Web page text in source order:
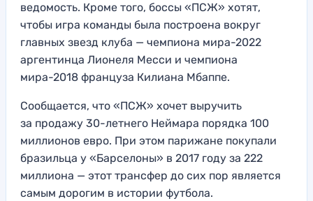
ведомость. Кроме того, боссы «ПСЖ» хотят,
чтобы игра команды была построена вокруг
главных звезд клуба — чемпиона мира-2022
аргентинца Лионеля Месси и чемпиона
мира-2018 француза Килиана Мбаппе.
Сообщается, что «ПСЖ» хочет выручить
за продажу 30-летнего Неймара порядка 100
миллионов евро. При этом парижане покупали
бразильца у «Барселоны» в 2017 году за 222
миллиона — этот трансфер до сих пор является
самым дорогим в истории футбола.